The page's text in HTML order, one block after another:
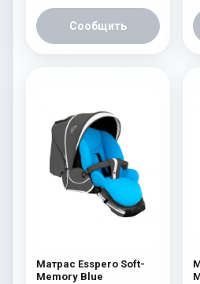
Сообщить
Матрас Esspero Soft-
Memory Blue